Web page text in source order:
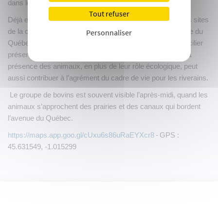
Tout refuser
Personnaliser
dans les marais voisins.
Déjà expérimenté avec succès depuis 11 ans sur d’autres sites
de la commune (prairies du Vallon de Ration et de l’avenue du
Québec), ce dispositif a démontré son efficacité pour concilier
préservation de la nature et gestion des espaces verts. La
présence des animaux, en plus de leur rôle écologique, peut
aussi contribuer à l’agrément du cadre de vie pour les riverains.
Le groupe de bovins est souvent visible l’après-midi, quand les
animaux s’approchent des prairies et des canaux qui bordent
l’avenue du Québec.
https://maps.app.goo.gl/cUxu6s86uRaEYXcr8- GPS :
45.631549, -1.015299